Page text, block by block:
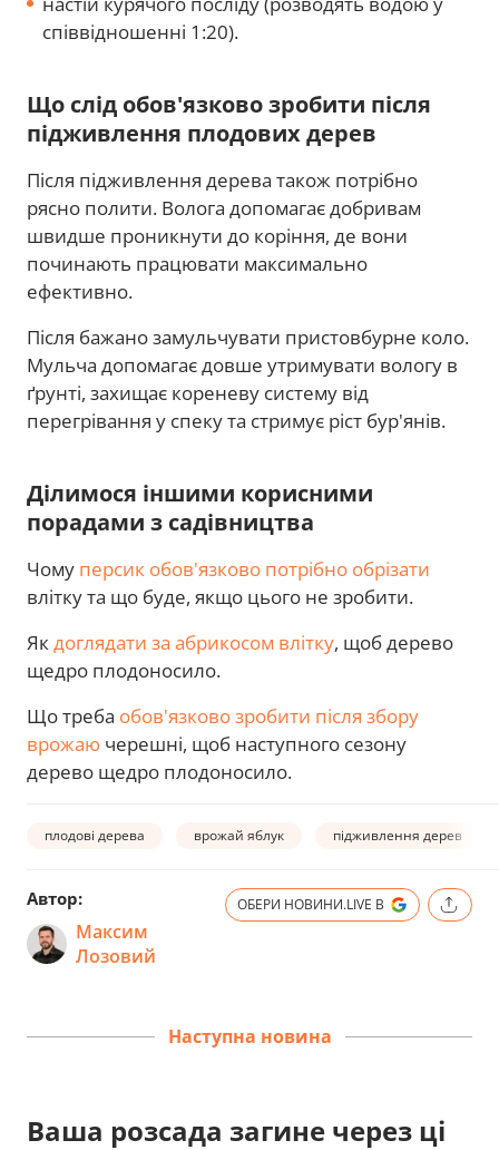
співвідношенні 1:20).
Що слід обов'язково зробити після
підживлення плодових дерев
Після підживлення дерева також потрібно
рясно полити. Волога допомагає добривам
швидше проникнути до коріння, де вони
починають працювати максимально
ефективно.
Після бажано замульчувати пристовбурне коло.
Мульча допомагає довше утримувати вологу в
ґрунті, захищає кореневу систему від
перегрівання у спеку та стримує ріст бур'янів.
Ділимося іншими корисними
порадами з садівництва
Чому персик обов'язково потрібно обрізати
влітку та що буде, якщо цього не зробити.
Якдоглядати за абрикосом влітку, щоб дерево
щедро плодоносило.
Що треба обов'язково зробити після збору
врожаю черешні, щоб наступного сезону
дерево щедро плодоносило.
плодові дерева врожай яблук підживлення дерев
Автор:
Максим
Лозовий
ОБЕРИ НОВИНИ.LIVE В
Наступна новина
Ваша розсада загине через ці